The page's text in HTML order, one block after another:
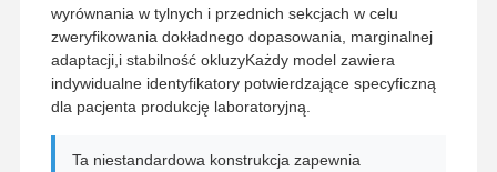
Porcelana stopiona metalu
Most cyrkonowy
Zdejmowalne urządzenie ortodontyczne
elastyczne protezy częściowe
wyrównania w tylnych i przednich sekcjach w celu
zweryfikowania dokładnego dopasowania, marginalnej
adaptacji,i stabilność okluzyKażdy model zawiera
indywidualne identyfikatory potwierdzające specyficzną
dla pacjenta produkcję laboratoryjną.
Ta niestandardowa konstrukcja zapewnia